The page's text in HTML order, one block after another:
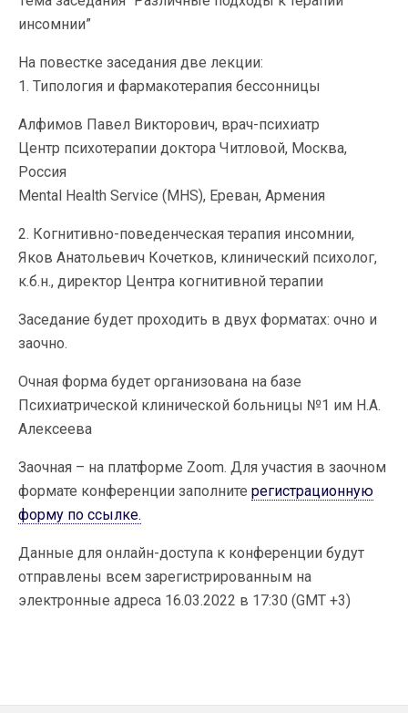
инсомнии”
На повестке заседания две лекции:
1. Типология и фармакотерапия бессонницы
Алфимов Павел Викторович, врач-психиатр
Центр психотерапии доктора Читловой, Москва,
Россия
Mental Health Service (MHS), Ереван, Армения
2. Когнитивно-поведенческая терапия инсомнии,
Яков Анатольевич Кочетков, клинический психолог,
к.б.н., директор Центра когнитивной терапии
Заседание будет проходить в двух форматах: очно и
заочно.
Очная форма будет организована на базе
Психиатрической клинической больницы №1 им Н.А.
Алексеева
Заочная – на платформе Zoom. Для участия в заочном
формате конференции заполните регистрационную
форму по ссылке.
Данные для онлайн-доступа к конференции будут
отправлены всем зарегистрированным на
электронные адреса 16.03.2022 в 17:30 (GMT +3)